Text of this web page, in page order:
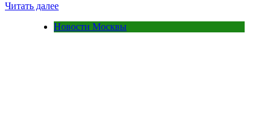
Читать далее
Новости Москвы